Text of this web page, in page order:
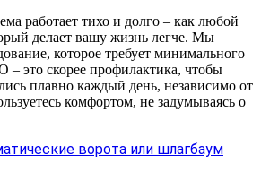
работает тихо и долго – как любой
делает вашу жизнь легче. Мы
которое требует минимального
– это скорее профилактика, чтобы
плавно каждый день, независимо от
комфортом, не задумываясь о
ворота или шлагбаум